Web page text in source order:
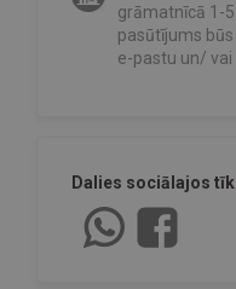
grāmatnīcā 1-
pasūtījums
e-pastu un/ vai
Dalies sociālajos